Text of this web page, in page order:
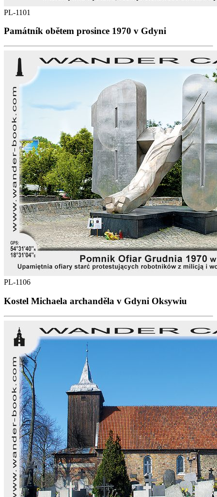
PL-1101
Památník obětem prosince 1970 v Gdyni
PL-1106
Kostel Michaela archanděla v Gdyni Oksywiu